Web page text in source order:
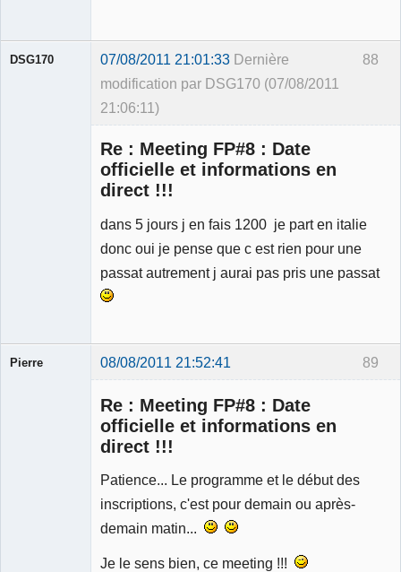
88
DSG170 07/08/2011 21:01:33 Dernière
modification par DSG170 (07/08/2011
21:06:11)
Re : Meeting FP#8 : Date
officielle et informations en
direct !!!
dans 5 jours j en fais 1200 je part en italie
donc oui je pense que c est rien pour une
passat autrement j aurai pas pris une passat
89
Pierre 08/08/2011 21:52:41
Re : Meeting FP#8 : Date
officielle et informations en
direct !!!
Patience... Le programme et le début des
inscriptions, c'est pour demain ou après-
demain matin...
Je le sens bien, ce meeting !!!